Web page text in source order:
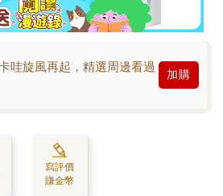
哇旋風再起，精選周邊看過
加購
寫評價
賺金幣